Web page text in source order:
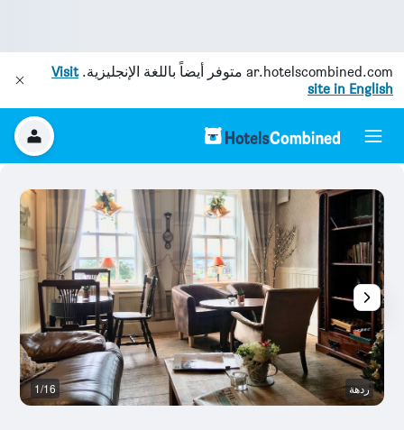
ar.hotelscombined.com متوفر أيضاً باللغة الإنجليزية.Visit
site in English
ردهة 1/16